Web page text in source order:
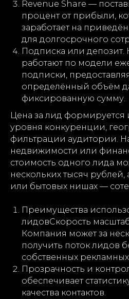
Revenue Share —
процент от прибыли,
заработает на
для долгосрочного
Подписка или
работают по модели
подписки,
определённый объём
фиксированную сумму.
Цена за лид
уровня конкуренции,
фильтрации аудитории.
недвижимости или
стоимость одного лида
нескольких тысяч рублей,
или бытовых нишах —
Преимущества
лидовСкорость
Компания может за
получить поток лидов
собственных
Прозрачность и
обеспечивает
качества контактов.